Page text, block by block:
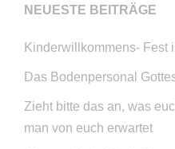
NEUESTE BEITRÄGE
Kinderwillkommens- Fest
Das Bodenpersonal
Zieht bitte das an, was
man von euch erwartet